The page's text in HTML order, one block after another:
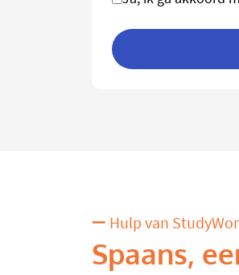
Hulp van
Spaans,